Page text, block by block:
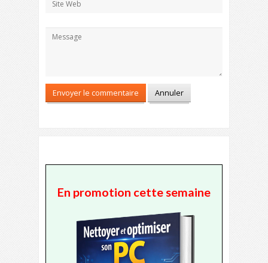
En promotion cette semaine